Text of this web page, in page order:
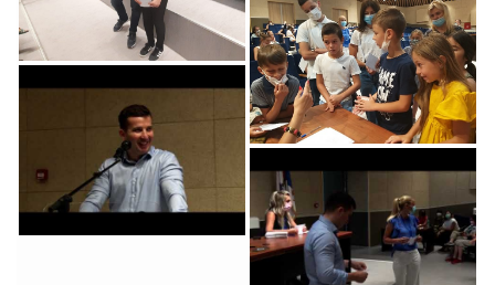
Uručene Nagrade
Najboljim Učenicima
Zarko Dronjak
Zamenik predsednika
GO Zemun dodela
nagrada ucenicima
Zemun Dodela
nagrada ucenicima
osnovnih i srednjih
skola pokrivanje